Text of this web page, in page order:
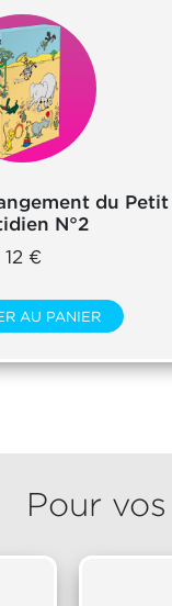
du Petit
N°2
12 €
AU PANIER
Pour